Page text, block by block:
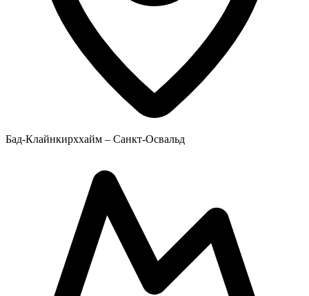
Бад-Клайнкирххайм – Санкт-Освальд